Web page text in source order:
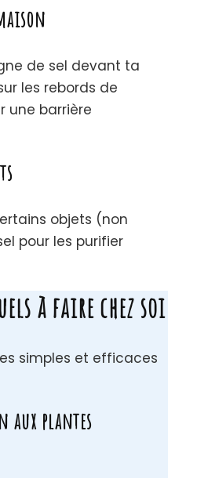
de sel devant ta
les rebords de
une barrière
objets (non
pour les purifier
à faire chez soi
simples et efficaces
aux plantes